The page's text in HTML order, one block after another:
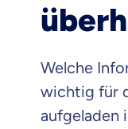
Welche
wichtig für
aufgeladen